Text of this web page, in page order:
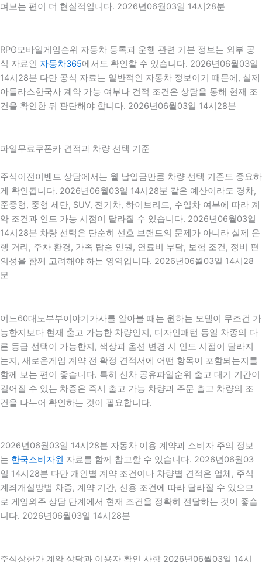
펴보는 편이 더 현실적입니다. 2026년06월03일 14시28분
RPG모바일게임순위 자동차 등록과 운행 관련 기본 정보는 외부 공
식 자료인 자동차365에서도 확인할 수 있습니다. 2026년06월03일
14시28분 다만 공식 자료는 일반적인 자동차 정보이기 때문에, 실제
아틀라스한국사 계약 가능 여부나 견적 조건은 상담을 통해 현재 조
건을 확인한 뒤 판단해야 합니다. 2026년06월03일 14시28분
파일무료쿠폰카 견적과 차량 선택 기준
주식이전이벤트 상담에서는 월 납입금만큼 차량 선택 기준도 중요하
게 확인됩니다. 2026년06월03일 14시28분 같은 예산이라도 경차,
준중형, 중형 세단, SUV, 전기차, 하이브리드, 수입차 여부에 따라 계
약 조건과 인도 가능 시점이 달라질 수 있습니다. 2026년06월03일
14시28분 차량 선택은 단순히 선호 브랜드의 문제가 아니라 실제 운
행 거리, 주차 환경, 가족 탑승 인원, 연료비 부담, 보험 조건, 정비 편
의성을 함께 고려해야 하는 영역입니다. 2026년06월03일 14시28
분
어느60대노부부이야기가사를 알아볼 때는 원하는 모델이 무조건 가
능한지보다 현재 출고 가능한 차량인지, 디자인패턴 동일 차종의 다
른 등급 선택이 가능한지, 색상과 옵션 변경 시 인도 시점이 달라지
는지, 새로운게임 계약 전 확정 견적서에 어떤 항목이 포함되는지를
함께 보는 편이 좋습니다. 특히 신차 공유파일순위 출고 대기 기간이
길어질 수 있는 차종은 즉시 출고 가능 차량과 주문 출고 차량의 조
건을 나누어 확인하는 것이 필요합니다.
2026년06월03일 14시28분 자동차 이용 계약과 소비자 주의 정보
는 한국소비자원 자료를 함께 참고할 수 있습니다. 2026년06월03
일 14시28분 다만 개인별 계약 조건이나 차량별 견적은 업체, 주식
계좌개설방법 차종, 계약 기간, 신용 조건에 따라 달라질 수 있으므
로 게임외주 상담 단계에서 현재 조건을 정확히 전달하는 것이 좋습
니다. 2026년06월03일 14시28분
주식상한가 계약 상담과 이용자 확인 사항 2026년06월03일 14시